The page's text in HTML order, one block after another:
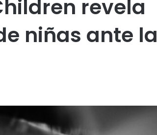
revela
niñas ante la